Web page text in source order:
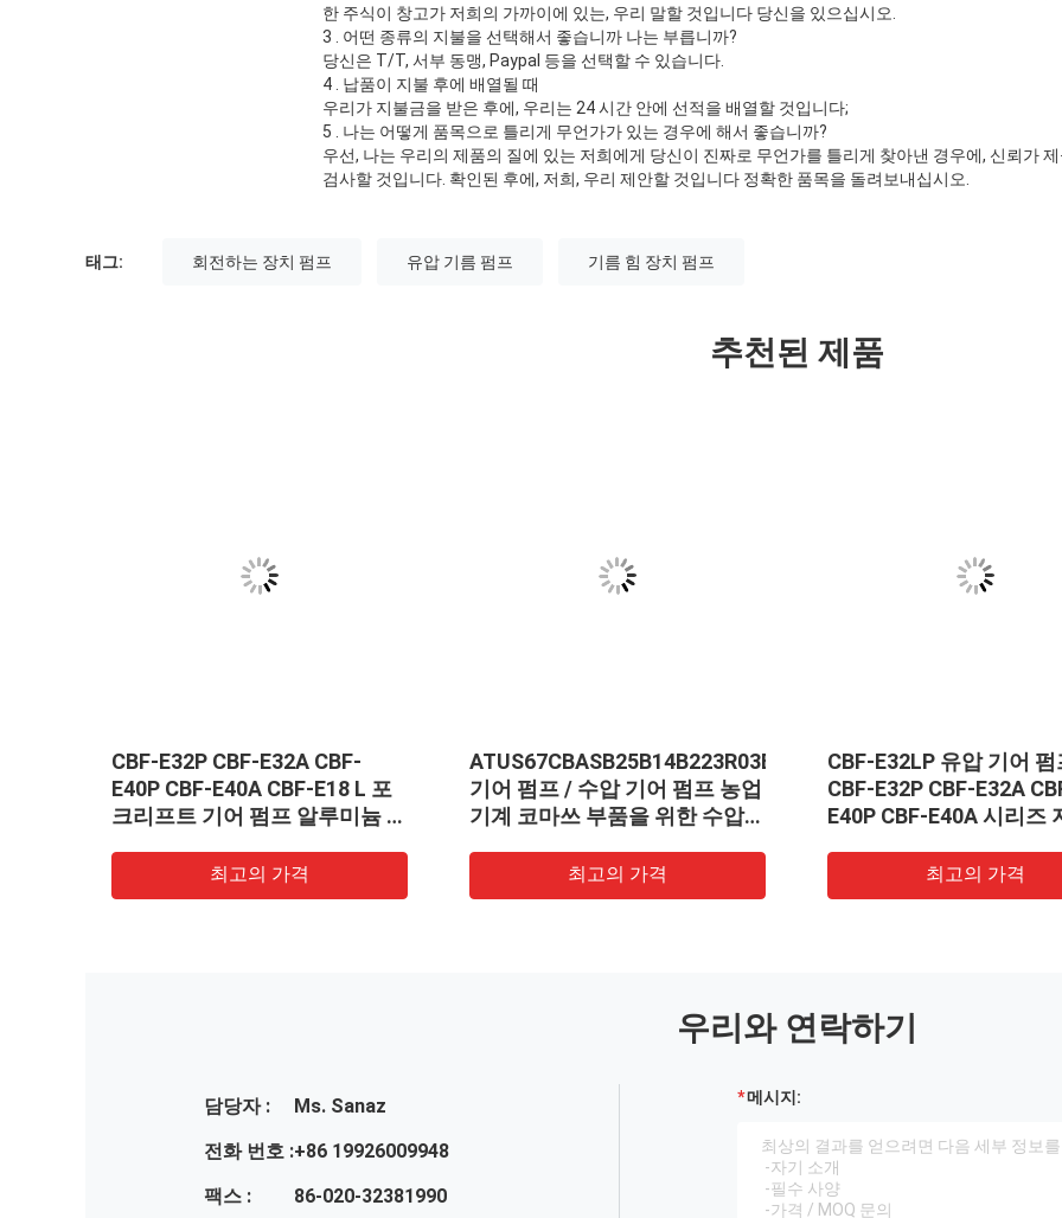
한 주식이 창고가 저희의 가까이에 있는, 우리 말할 것입니다 당신을 있으십시오.
3 . 어떤 종류의 지불을 선택해서 좋습니까 나는 부릅니까?
당신은 T/T, 서부 동맹, Paypal 등을 선택할 수 있습니다.
4 . 납품이 지불 후에 배열될 때
우리가 지불금을 받은 후에, 우리는 24 시간 안에 선적을 배열할 것입니다;
5 . 나는 어떻게 품목으로 틀리게 무언가가 있는 경우에 해서 좋습니까?
우선, 나는 우리의 제품의 질에 있는 저희에게 당신이 진짜로 무언가를 틀리게 찾아낸 경우에, 신뢰가
검사할 것입니다. 확인된 후에, 저희, 우리 제안할 것입니다 정확한 품목을 돌려보내십시오.
태그: 회전하는 장치 펌프 유압 기름 펌프 기름 힘 장치 펌프
추천된 제품
CBF-E32P CBF-E32A CBF-
E40P CBF-E40A CBF-E18 L 포
크리프트 기어 펌프 알루미늄 합
최고의 가격
ATUS67CBASB25B14B223R03B100
기어 펌프 / 수압 기어 펌프 농업
기계 코마쓰 부품을 위한 수압
최고의 가격
CBF-E32LP 유압 기어 펌
CBF-E32P CBF-E32A
E40P CBF-E40A 시리즈
최고의 가격
우리와 연락하기
담당자 :
Ms. Sanaz
전화 번호 :+86 19926009948
팩스 :
86-020-32381990
메시지: